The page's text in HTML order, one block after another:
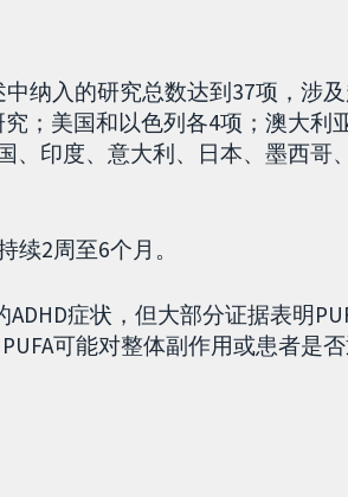
纳入的研究总数达到37项，涉
；美国和以色列各4项；澳大利
、印度、意大利、日本、墨西哥
续2周至6个月。
症状，但大部分证据表明
可能对整体副作用或患者是